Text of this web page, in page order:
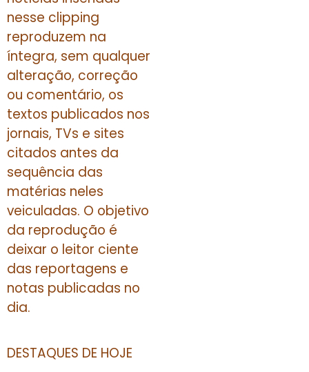
nesse clipping
reproduzem na
íntegra, sem qualquer
alteração, correção
ou comentário, os
textos publicados nos
jornais, TVs e sites
citados antes da
sequência das
matérias neles
veiculadas. O objetivo
da reprodução é
deixar o leitor ciente
das reportagens e
notas publicadas no
dia.
DESTAQUES DE HOJE